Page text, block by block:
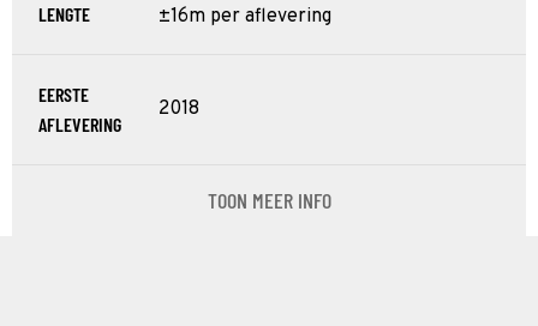
LENGTE ±16m per aflevering
EERSTE
AFLEVERING
2018
TOON MEER INFO